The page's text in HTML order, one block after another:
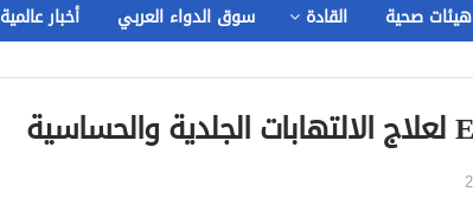
هيئات صحية القادة سوق الدواء العربي أخبار عالمية